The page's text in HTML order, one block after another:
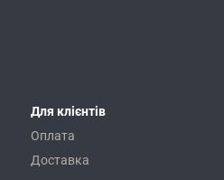
Для клієнтів
Оплата
Доставка